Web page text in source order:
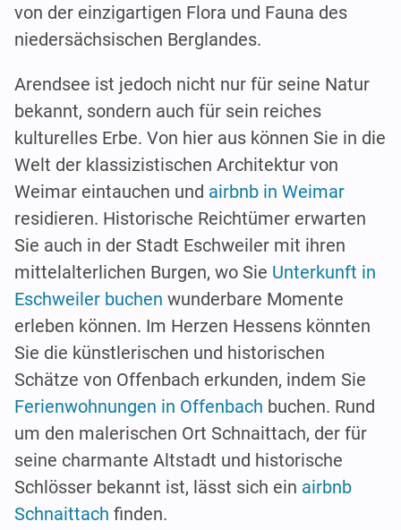
von der einzigartigen Flora und Fauna des
niedersächsischen Berglandes.
Arendsee ist jedoch nicht nur für seine Natur
bekannt, sondern auch für sein reiches
kulturelles Erbe. Von hier aus können Sie in die
Welt der klassizistischen Architektur von
Weimar eintauchen und airbnb in Weimar
residieren. Historische Reichtümer erwarten
Sie auch in der Stadt Eschweiler mit ihren
mittelalterlichen Burgen, wo Sie Unterkunft in
Eschweiler buchen wunderbare Momente
erleben können. Im Herzen Hessens könnten
Sie die künstlerischen und historischen
Schätze von Offenbach erkunden, indem Sie
Ferienwohnungen in Offenbach buchen. Rund
um den malerischen Ort Schnaittach, der für
seine charmante Altstadt und historische
Schlösser bekannt ist, lässt sich ein airbnb
Schnaittach finden.